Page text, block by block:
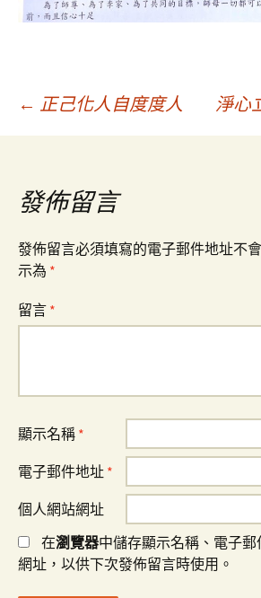
文
導
覽
← 正己化人自度度人 淨心
發佈留言
發佈留言必須填寫的電子郵件地址不
示為 *
留言 *
顯示名稱 *
電子郵件地址 *
個人網站網址
在瀏覽器中儲存顯示名稱、電子
網址，以供下次發佈留言時使用。